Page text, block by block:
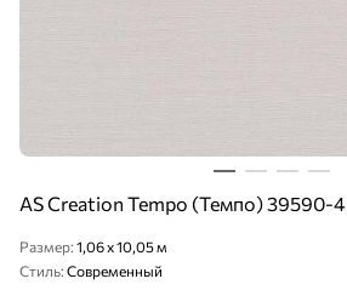
AS Creation Tempo (Темпо) 39590-4
Размер: 1,06 x 10,05 м
Стиль: Современный